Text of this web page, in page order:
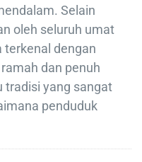
Selain
oleh seluruh umat
terkenal dengan
dan penuh
tradisi yang sangat
penduduk